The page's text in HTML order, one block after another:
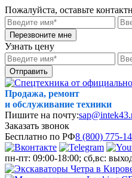
Пожалуйста, оставьте
Перезвоните мне
Узнать цену
Отправить
Продажа, ремонт
и обслуживание техники
Пишите на почту:
Заказать звонок
Бесплатно по РФ8 (800) 775-
пн-пт: 09:00-18:00; сб,вс: